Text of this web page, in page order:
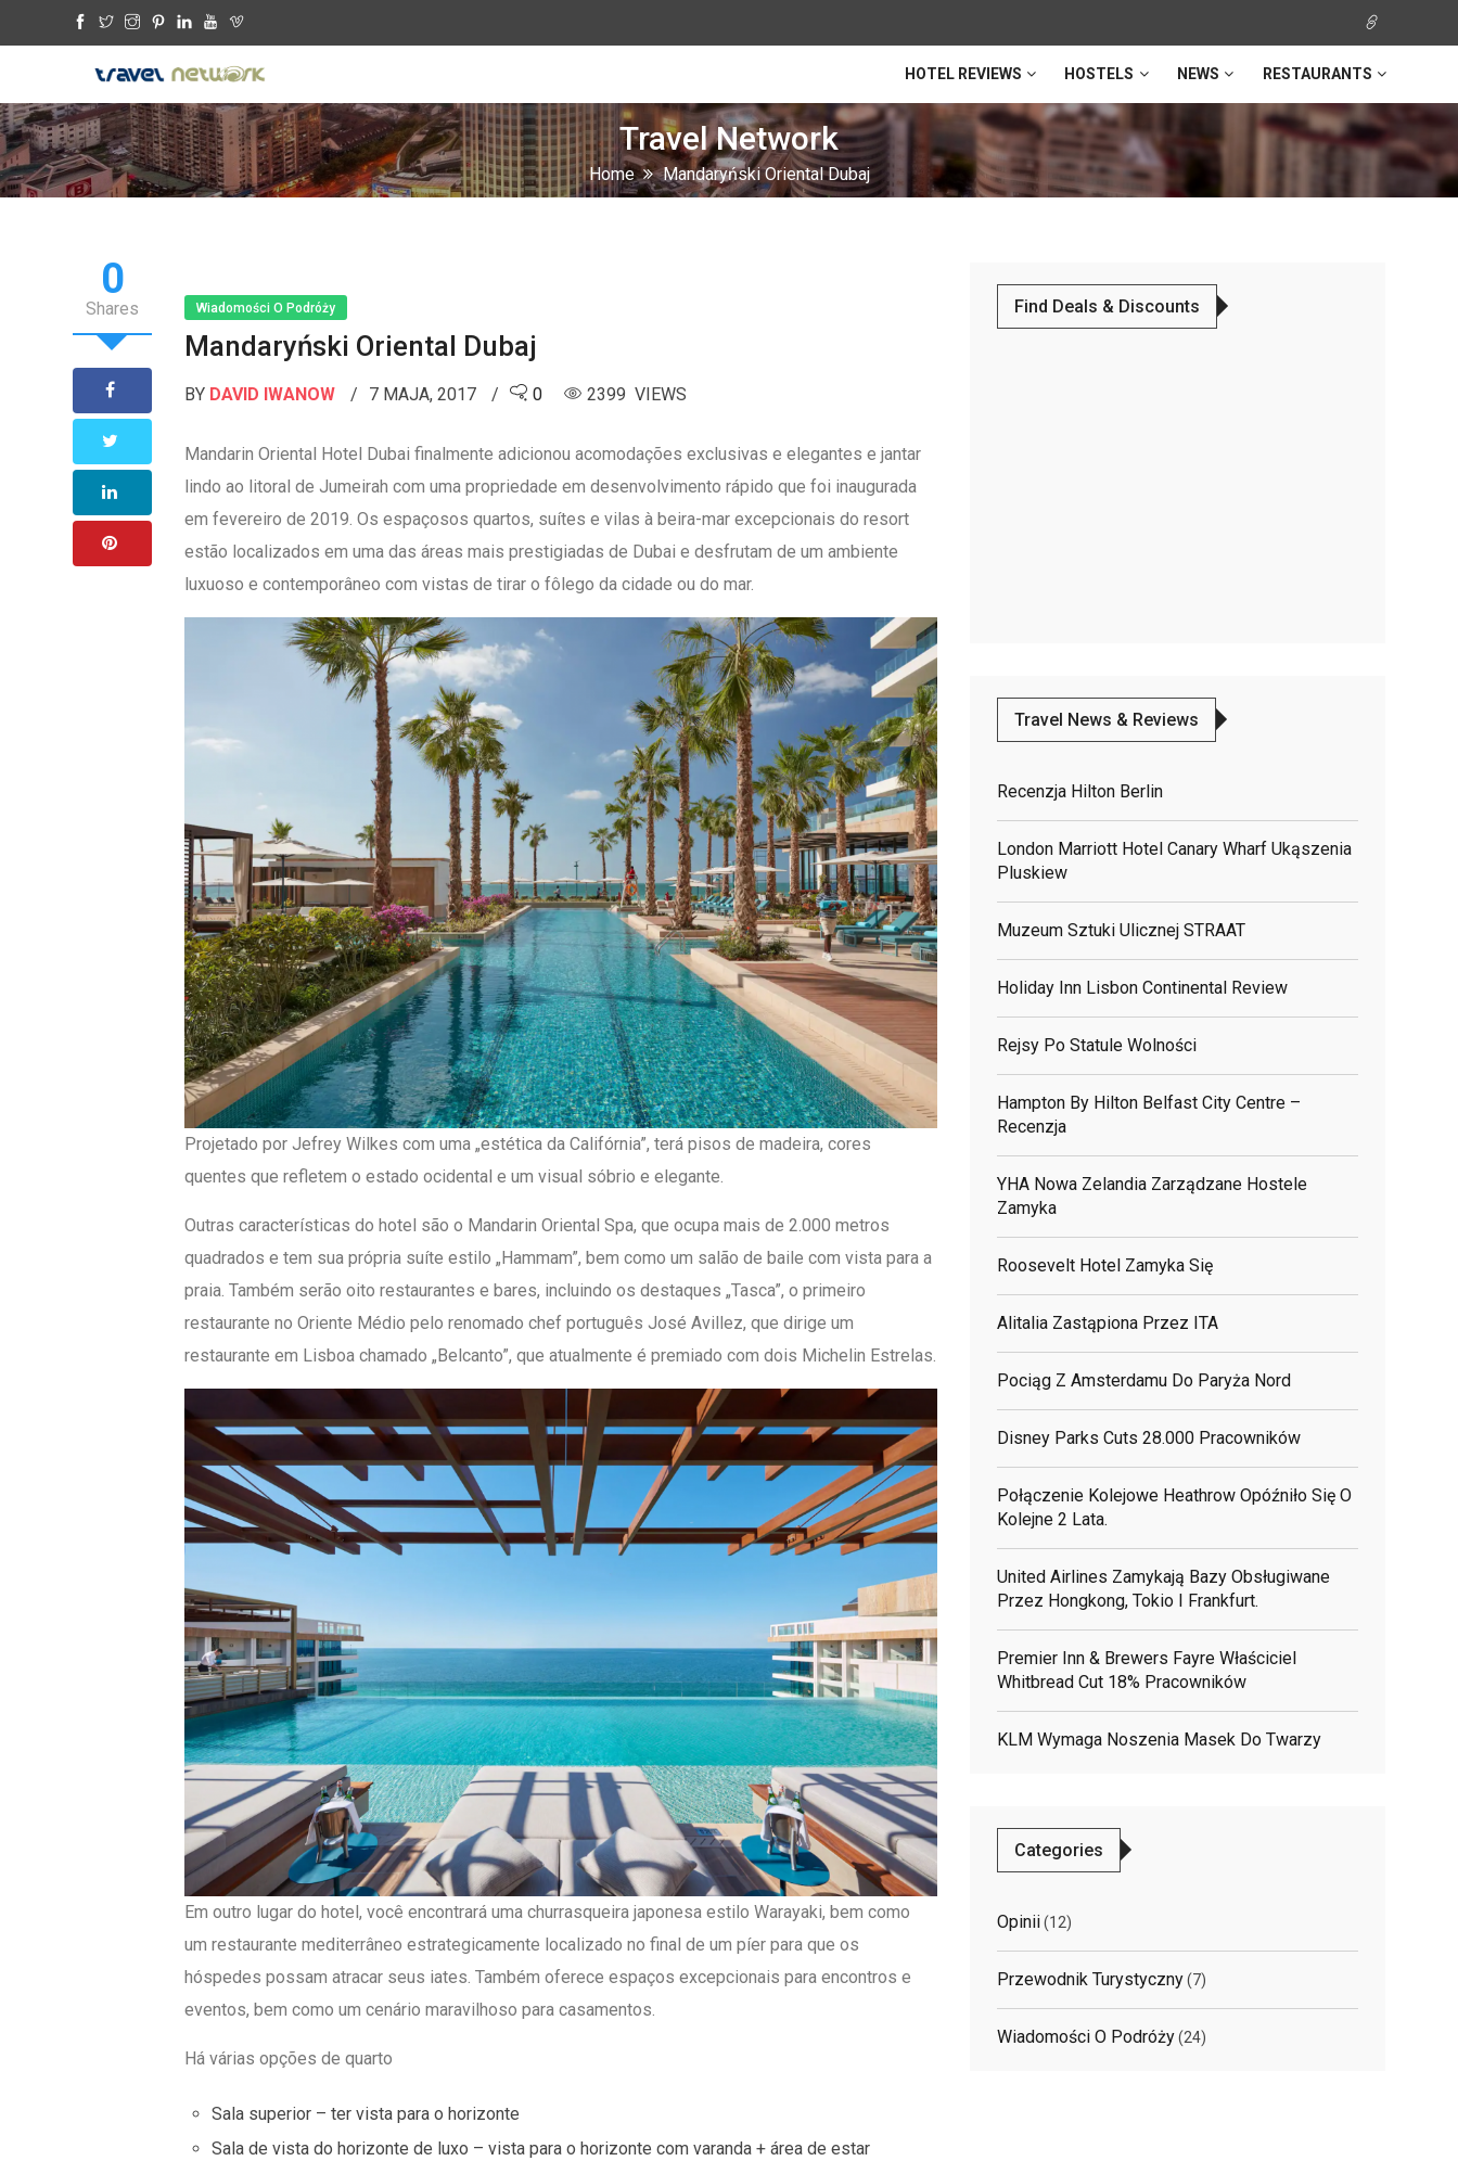
HOTEL REVIEWS HOSTELS NEWS RESTAURANTS
Travel Network
Home Mandaryński Oriental Dubaj
0
Shares Wiadomości O Podróży
Mandaryński Oriental Dubaj
BY DAVID IWANOW 7 MAJA, 2017 0 2399 VIEWS
Mandarin Oriental Hotel Dubai finalmente adicionou acomodações exclusivas e elegantes e jantar
lindo ao litoral de Jumeirah com uma propriedade em desenvolvimento rápido que foi inaugurada
em fevereiro de 2019. Os espaçosos quartos, suítes e vilas à beira-mar excepcionais do resort
estão localizados em uma das áreas mais prestigiadas de Dubai e desfrutam de um ambiente
luxuoso e contemporâneo com vistas de tirar o fôlego da cidade ou do mar.
Projetado por Jefrey Wilkes com uma „estética da Califórnia”, terá pisos de madeira, cores
quentes que refletem o estado ocidental e um visual sóbrio e elegante.
Outras características do hotel são o Mandarin Oriental Spa, que ocupa mais de 2.000 metros
quadrados e tem sua própria suíte estilo „Hammam”, bem como um salão de baile com vista para a
praia. Também serão oito restaurantes e bares, incluindo os destaques „Tasca”, o primeiro
restaurante no Oriente Médio pelo renomado chef português José Avillez, que dirige um
restaurante em Lisboa chamado „Belcanto”, que atualmente é premiado com dois Michelin Estrelas.
Em outro lugar do hotel, você encontrará uma churrasqueira japonesa estilo Warayaki, bem como
um restaurante mediterrâneo estrategicamente localizado no final de um píer para que os
hóspedes possam atracar seus iates. Também oferece espaços excepcionais para encontros e
eventos, bem como um cenário maravilhoso para casamentos.
Há várias opções de quarto
Sala superior – ter vista para o horizonte
Sala de vista do horizonte de luxo – vista para o horizonte com varanda + área de estar
Find Deals & Discounts
Travel News & Reviews
Recenzja Hilton Berlin
London Marriott Hotel Canary Wharf Ukąszenia
Pluskiew
Muzeum Sztuki Ulicznej STRAAT
Holiday Inn Lisbon Continental Review
Rejsy Po Statule Wolności
Hampton By Hilton Belfast City Centre –
Recenzja
YHA Nowa Zelandia Zarządzane Hostele
Zamyka
Roosevelt Hotel Zamyka Się
Alitalia Zastąpiona Przez ITA
Pociąg Z Amsterdamu Do Paryża Nord
Disney Parks Cuts 28.000 Pracowników
Połączenie Kolejowe Heathrow Opóźniło Się O
Kolejne 2 Lata.
United Airlines Zamykają Bazy Obsługiwane
Przez Hongkong, Tokio I Frankfurt.
Premier Inn & Brewers Fayre Właściciel
Whitbread Cut 18% Pracowników
KLM Wymaga Noszenia Masek Do Twarzy
Categories
Opinii(12)
Przewodnik Turystyczny(7)
Wiadomości O Podróży(24)